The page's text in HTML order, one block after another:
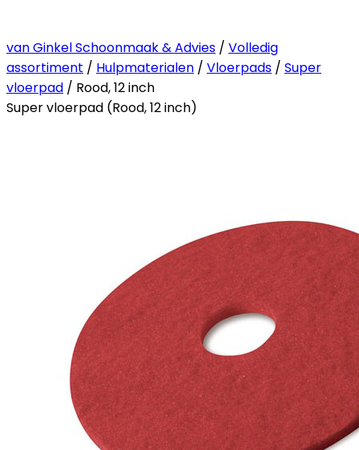
van Ginkel Schoonmaak & Advies / Volledig
assortiment / Hulpmaterialen / Vloerpads / Super
vloerpad / Rood, 12 inch
Super vloerpad (Rood, 12 inch)